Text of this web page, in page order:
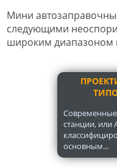
Мини
следующими
широким диапазоном
станции, или
основным...